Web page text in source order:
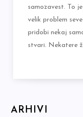
samozavest. To
velik problem
pridobi nekaj
stvari. Nekatere
ARHIVI